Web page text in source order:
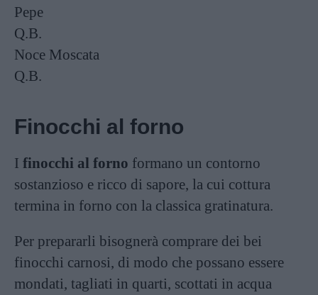
Pepe
Q.B.
Noce Moscata
Q.B.
Finocchi al forno
I finocchi al forno formano un contorno
sostanzioso e ricco di sapore, la cui cottura
termina in forno con la classica gratinatura.
Per prepararli bisognerà comprare dei bei
finocchi carnosi, di modo che possano essere
mondati, tagliati in quarti, scottati in acqua